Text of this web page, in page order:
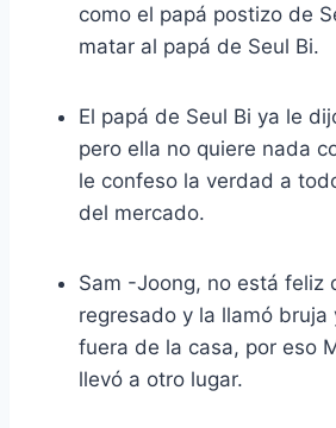
como el papá postizo de
matar al papá de Seul Bi.
El papá de Seul Bi ya le
pero ella no quiere nada
le confeso la verdad a
del mercado.
Sam -Joong, no está feliz
regresado y la llamó bruja
fuera de la casa, por eso
llevó a otro lugar.